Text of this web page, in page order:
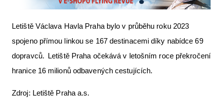
Letiště Václava Havla Praha bylo v průběhu roku 2023
spojeno přímou linkou se 167 destinacemi díky nabídce 69
dopravců. Letiště Praha očekává v letošním roce překročení
hranice 16 milionů odbavených cestujících.
Zdroj: Letiště Praha a.s.